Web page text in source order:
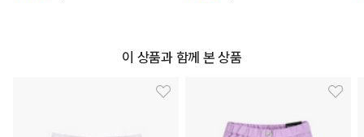
이 상품과 함께 본 상품